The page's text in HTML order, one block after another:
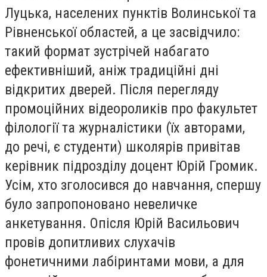
Луцька, населених пунктів Волинської та
Рівненської областей, а це засвідчило:
такий формат зустрічей набагато
ефективніший, аніж традиційні дні
відкритих дверей. Після перегляду
промоційних відеороликів про факультет
філології та журналістики (їх авторами,
до речі, є студенти) школярів привітав
керівник підрозділу доцент Юрій Громик.
Усім, хто зголосився до навчання, спершу
було запропоновано невеличке
анкетування. Опісля Юрій Васильович
провів допитливих слухачів
фонетичними лабіринтами мови, а для